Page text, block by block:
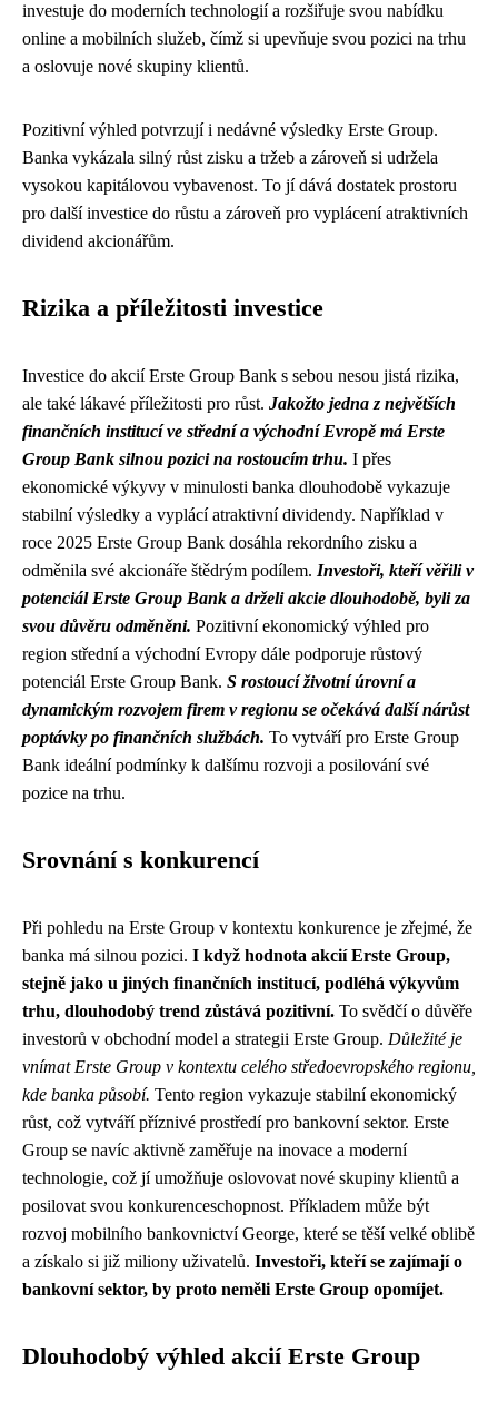
investuje do moderních technologií a rozšiřuje svou nabídku
online a mobilních služeb, čímž si upevňuje svou pozici na trhu
a oslovuje nové skupiny klientů.
Pozitivní výhled potvrzují i nedávné výsledky Erste Group.
Banka vykázala silný růst zisku a tržeb a zároveň si udržela
vysokou kapitálovou vybavenost. To jí dává dostatek prostoru
pro další investice do růstu a zároveň pro vyplácení atraktivních
dividend akcionářům.
Rizika a příležitosti investice
Investice do akcií Erste Group Bank s sebou nesou jistá rizika,
ale také lákavé příležitosti pro růst. Jakožto jedna z největších
finančních institucí ve střední a východní Evropě má Erste
Group Bank silnou pozici na rostoucím trhu. I přes
ekonomické výkyvy v minulosti banka dlouhodobě vykazuje
stabilní výsledky a vyplácí atraktivní dividendy. Například v
roce 2025 Erste Group Bank dosáhla rekordního zisku a
odměnila své akcionáře štědrým podílem. Investoři, kteří věřili v
potenciál Erste Group Bank a drželi akcie dlouhodobě, byli za
svou důvěru odměněni. Pozitivní ekonomický výhled pro
region střední a východní Evropy dále podporuje růstový
potenciál Erste Group Bank. S rostoucí životní úrovní a
dynamickým rozvojem firem v regionu se očekává další nárůst
poptávky po finančních službách. To vytváří pro Erste Group
Bank ideální podmínky k dalšímu rozvoji a posilování své
pozice na trhu.
Srovnání s konkurencí
Při pohledu na Erste Group v kontextu konkurence je zřejmé, že
banka má silnou pozici. I když hodnota akcií Erste Group,
stejně jako u jiných finančních institucí, podléhá výkyvům
trhu, dlouhodobý trend zůstává pozitivní. To svědčí o důvěře
investorů v obchodní model a strategii Erste Group. Důležité je
vnímat Erste Group v kontextu celého středoevropského regionu,
kde banka působí. Tento region vykazuje stabilní ekonomický
růst, což vytváří příznivé prostředí pro bankovní sektor. Erste
Group se navíc aktivně zaměřuje na inovace a moderní
technologie, což jí umožňuje oslovovat nové skupiny klientů a
posilovat svou konkurenceschopnost. Příkladem může být
rozvoj mobilního bankovnictví George, které se těší velké oblibě
a získalo si již miliony uživatelů. Investoři, kteří se zajímají o
bankovní sektor, by proto neměli Erste Group opomíjet.
Dlouhodobý výhled akcií Erste Group